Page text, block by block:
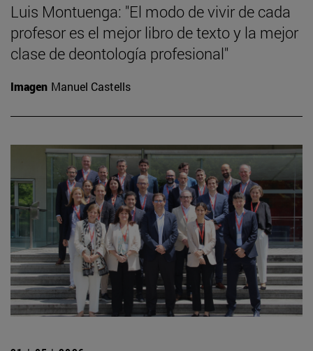
Luis Montuenga: "El modo de vivir de cada
profesor es el mejor libro de texto y la mejor
clase de deontología profesional"
Imagen Manuel Castells